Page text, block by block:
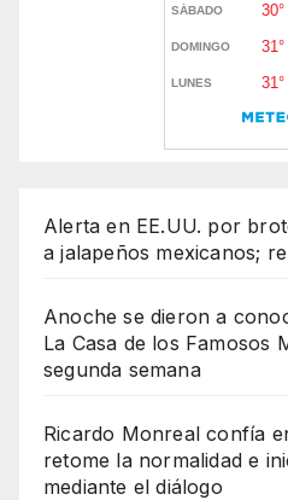
Alerta en EE.UU. por
a jalapeños mexicanos;
Anoche se dieron a
La Casa de los Famosos
segunda semana
Ricardo Monreal confía
retome la normalidad e
mediante el diálogo